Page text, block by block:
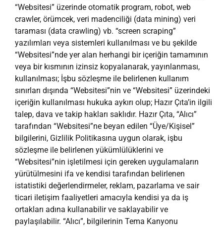
“Websitesi” üzerinde otomatik program, robot, web
crawler, örümcek, veri madenciliği (data mining) veri
taraması (data crawling) vb. “screen scraping”
yazılımları veya sistemleri kullanılması ve bu şekilde
“Websitesi”nde yer alan herhangi bir içeriğin tamamının
veya bir kısmının izinsiz kopyalanarak, yayınlanması,
kullanılması; İşbu sözleşme ile belirlenen kullanım
sınırları dışında “Websitesi”nin ve “Websitesi” üzerindeki
içeriğin kullanılması hukuka aykırı olup; Hazır Çıta’in ilgili
talep, dava ve takip hakları saklıdır. Hazır Çıta, “Alıcı”
tarafından “Websitesi”ne beyan edilen “Üye/Kişisel”
bilgilerini, Gizlilik Politikasına uygun olarak, işbu
sözleşme ile belirlenen yükümlülüklerini ve
“Websitesi”nin işletilmesi için gereken uygulamaların
yürütülmesini ifa ve kendisi tarafından belirlenen
istatistiki değerlendirmeler, reklam, pazarlama ve sair
ticari iletişim faaliyetleri amacıyla kendisi ya da iş
ortakları adına kullanabilir ve saklayabilir ve
paylaşılabilir. “Alıcı”, bilgilerinin Tema Kanyonu